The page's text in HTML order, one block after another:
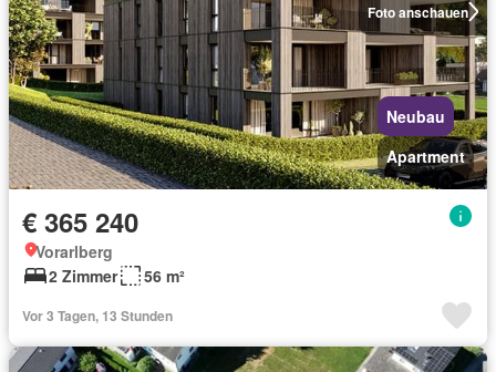
Foto anschauen
Neubau
Apartment
€ 365 240
Vorarlberg
2 Zimmer
56 m²
Vor 3 Tagen, 13 Stunden